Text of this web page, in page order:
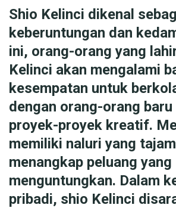
Shio Kelinci dikenal
keberuntungan dan
ini, orang-orang yang
Kelinci akan mengalami
kesempatan untuk
dengan orang-orang baru
proyek-proyek kreatif.
memiliki naluri yang
menangkap peluang yang
menguntungkan. Dalam
pribadi, shio Kelinci